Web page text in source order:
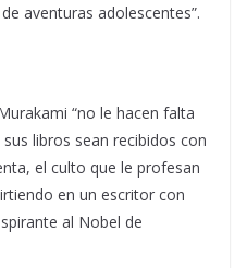
aventuras adolescentes”.
“no le hacen falta
libros sean recibidos con
el culto que le profesan
en un escritor con
al Nobel de